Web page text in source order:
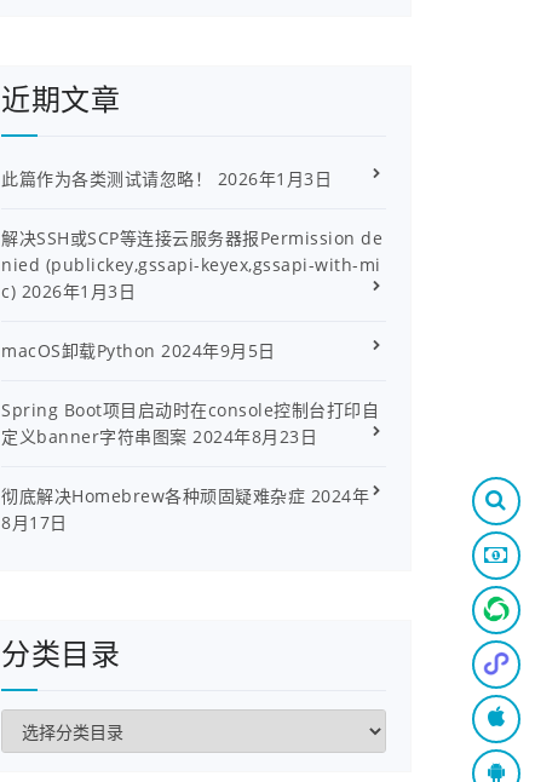
近期文章
此篇作为各类测试请忽略！ 2026年1月3日
解决SSH或SCP等连接云服务器报Permission de
nied (publickey,gssapi-keyex,gssapi-with-mi
c) 2026年1月3日
macOS卸载Python 2024年9月5日
Spring Boot项目启动时在console控制台打印自
定义banner字符串图案 2024年8月23日
彻底解决Homebrew各种顽固疑难杂症 2024年
8月17日
分类目录
类